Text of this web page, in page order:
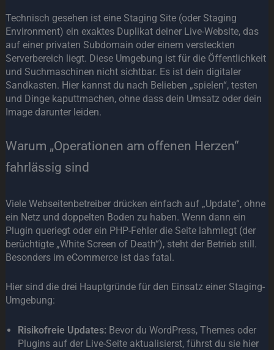
Technisch gesehen ist eine Staging Site (oder Staging
Environment) ein exaktes Duplikat deiner Live-Website, das
auf einer privaten Subdomain oder einem versteckten
Serverbereich liegt. Diese Umgebung ist für die Öffentlichkeit
und Suchmaschinen nicht sichtbar. Es ist dein digitaler
Sandkasten. Hier kannst du nach Belieben „spielen“, testen
und Dinge kaputtmachen, ohne dass dein Umsatz oder dein
Image darunter leiden.
Warum „Operationen am offenen Herzen“
fahrlässig sind
Viele Webseitenbetreiber drücken einfach auf „Update“, ohne
ein Netz und doppelten Boden zu haben. Wenn dann ein
Plugin queriegt oder ein PHP-Fehler die Seite lahmlegt (der
berüchtigte „White Screen of Death“), steht der Betrieb still.
Besonders im eCommerce ist das fatal.
Hier sind die drei Hauptgründe für den Einsatz einer Staging-
Umgebung:
Risikofreie Updates: Bevor du WordPress, Themes oder
Plugins auf der Live-Seite aktualisierst, führst du sie hier